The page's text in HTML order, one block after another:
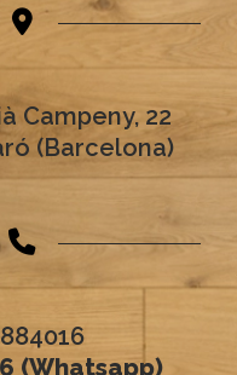
Campeny, 22
(Barcelona)
(Whatsapp)